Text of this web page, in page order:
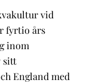
vid
fyrtio års
inom
sitt
England med